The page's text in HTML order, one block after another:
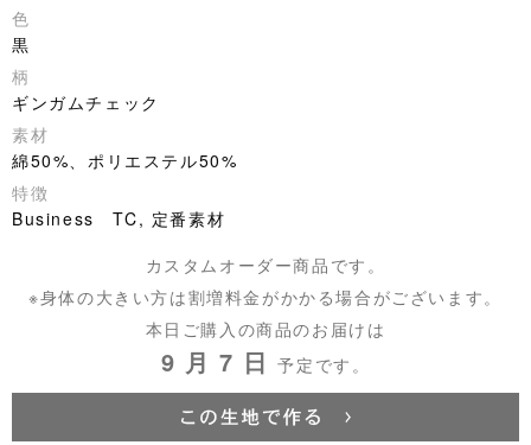
色
黒
柄
ギンガムチェック
素材
綿50%、ポリエステル50%
特徴
Business TC, 定番素材
カスタムオーダー商品です。
※身体の大きい方は割増料金がかかる場合がございます。
本日ご購入の商品のお届けは
9 月 7 日予定です。